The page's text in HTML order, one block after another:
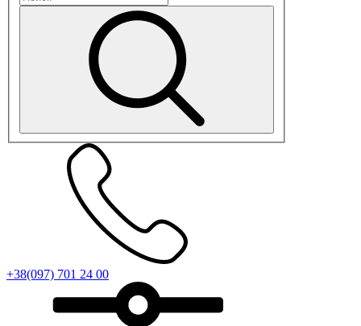
+38(097) 701 24 00